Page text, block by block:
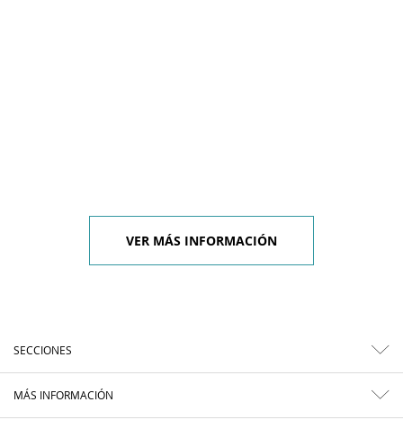
VER MÁS INFORMACIÓN
SECCIONES
MÁS INFORMACIÓN